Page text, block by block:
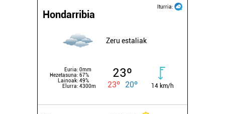
Iturria:
Hondarribia
Zeru estaliak
Euria: 0mm
Hezetasuna: 67%
Lainoak: 49%
Elurra: 4300m
23º
23º 20º 14 km/h